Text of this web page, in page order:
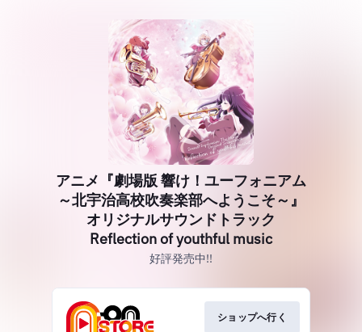
アニメ『劇場版 響け！ユーフォニアム
～北宇治高校吹奏楽部へようこそ～』
オリジナルサウンドトラック
Reflection of youthful music
好評発売中!!
ショップへ行く